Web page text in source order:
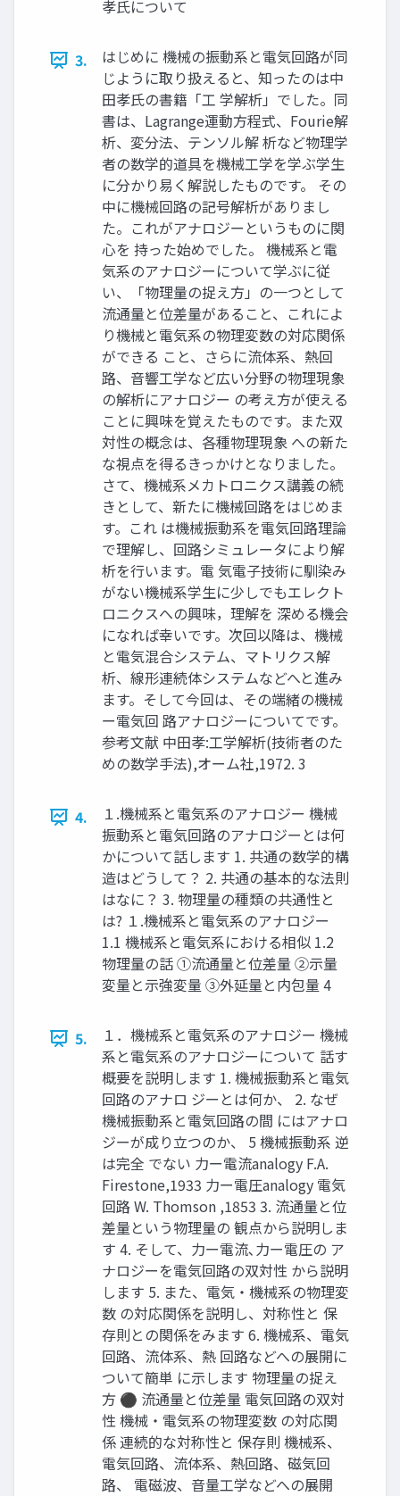
孝氏について
3.
はじめに 機械の振動系と電気回路が同
じように取り扱えると、知ったのは中
田孝氏の書籍「工 学解析」でした。同
書は、Lagrange運動方程式、Fourie解
析、変分法、テンソル解 析など物理学
者の数学的道具を機械工学を学ぶ学生
に分かり易く解説したものです。 その
中に機械回路の記号解析がありまし
た。これがアナロジーというものに関
心を 持った始めでした。 機械系と電
気系のアナロジーについて学ぶに従
い、「物理量の捉え方」の一つとして
流通量と位差量があること、これによ
り機械と電気系の物理変数の対応関係
ができる こと、さらに流体系、熱回
路、音響工学など広い分野の物理現象
の解析にアナロジー の考え方が使える
ことに興味を覚えたものです。また双
対性の概念は、各種物理現象 への新た
な視点を得るきっかけとなりました。
さて、機械系メカトロニクス講義の続
きとして、新たに機械回路をはじめま
す。これ は機械振動系を電気回路理論
で理解し、回路シミュレータにより解
析を行います。電 気電子技術に馴染み
がない機械系学生に少しでもエレクト
ロニクスへの興味，理解を 深める機会
になれば幸いです。次回以降は、機械
と電気混合システム、マトリクス解
析、線形連続体システムなどへと進み
ます。そして今回は、その端緒の機械
ー電気回 路アナロジーについてです。
参考文献 中田孝:工学解析(技術者のた
めの数学手法),オーム社,1972. 3
4.
１.機械系と電気系のアナロジー 機械
振動系と電気回路のアナロジーとは何
かについて話します 1. 共通の数学的構
造はどうして？ 2. 共通の基本的な法則
はなに？ 3. 物理量の種類の共通性と
は? １.機械系と電気系のアナロジー
1.1 機械系と電気系における相似 1.2
物理量の話 ①流通量と位差量 ②示量
変量と示強変量 ③外延量と内包量 4
5.
１．機械系と電気系のアナロジー 機械
系と電気系のアナロジーについて 話す
概要を説明します 1. 機械振動系と電気
回路のアナロ ジーとは何か、 2. なぜ
機械振動系と電気回路の間 にはアナロ
ジーが成り立つのか、 5 機械振動系 逆
は完全 でない 力ー電流analogy F.A.
Firestone,1933 力ー電圧analogy 電気
回路 W. Thomson ,1853 3. 流通量と位
差量という物理量の 観点から説明しま
す 4. そして、力ー電流､力ー電圧の ア
ナロジーを電気回路の双対性 から説明
します 5. また、電気・機械系の物理変
数 の対応関係を説明し、対称性と 保
存則との関係をみます 6. 機械系、電気
回路、流体系、熱 回路などへの展開に
ついて簡単 に示します 物理量の捉え
方 ⚫ 流通量と位差量 電気回路の双対
性 機械・電気系の物理変数 の対応関
係 連続的な対称性と 保存則 機械系、
電気回路、流体系、熱回路、磁気回
路、 電磁波、音量工学などへの展開